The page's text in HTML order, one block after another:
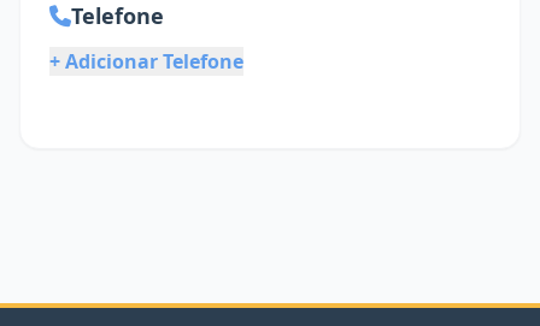
Telefone
+ Adicionar Telefone